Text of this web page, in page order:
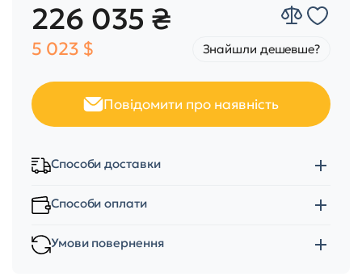
226 035 ₴
5 023 $ Знайшли дешевше?
Повідомити про наявність
Способи доставки
Способи оплати
Умови повернення